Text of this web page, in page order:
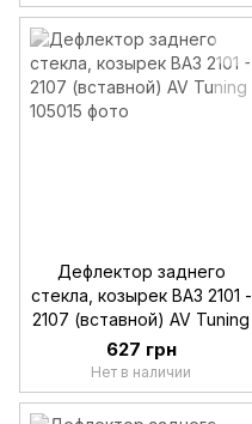
Дефлектор заднего
стекла, козырек ВАЗ 2101 -
2107 (вставной) AV Tuning
627 грн
Нет в наличии